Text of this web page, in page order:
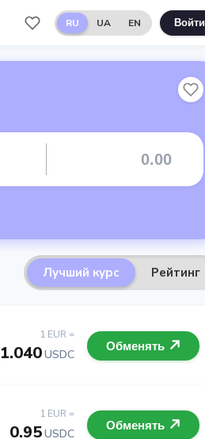
RU UA EN Войти
Лучший курс Рейтинг
1 EUR =
1.040USDC
Обменять
1 EUR =
0.95USDC
Обменять